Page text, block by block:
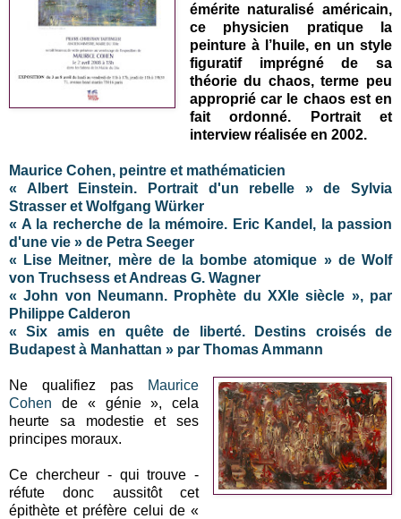
émérite naturalisé américain,
ce physicien pratique la
peinture à l’huile, en un style
figuratif imprégné de sa
théorie du chaos, terme peu
approprié car le chaos est en
fait ordonné. Portrait et
interview réalisée en 2002.
Maurice Cohen, peintre et mathématicien
« Albert Einstein. Portrait d'un rebelle » de Sylvia
Strasser et Wolfgang Würker
« A la recherche de la mémoire. Eric Kandel, la passion
d'une vie » de Petra Seeger
« Lise Meitner, mère de la bombe atomique » de Wolf
von Truchsess et Andreas G. Wagner
« John von Neumann. Prophète du XXIe siècle », par
Philippe Calderon
« Six amis en quête de liberté. Destins croisés de
Budapest à Manhattan » par Thomas Ammann
Ne qualifiez pas
Maurice
Cohen de « génie », cela
heurte sa modestie et ses
principes moraux.
Ce chercheur - qui trouve -
réfute donc aussitôt cet
épithète et préfère celui de «